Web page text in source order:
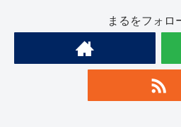
まるをフォロ